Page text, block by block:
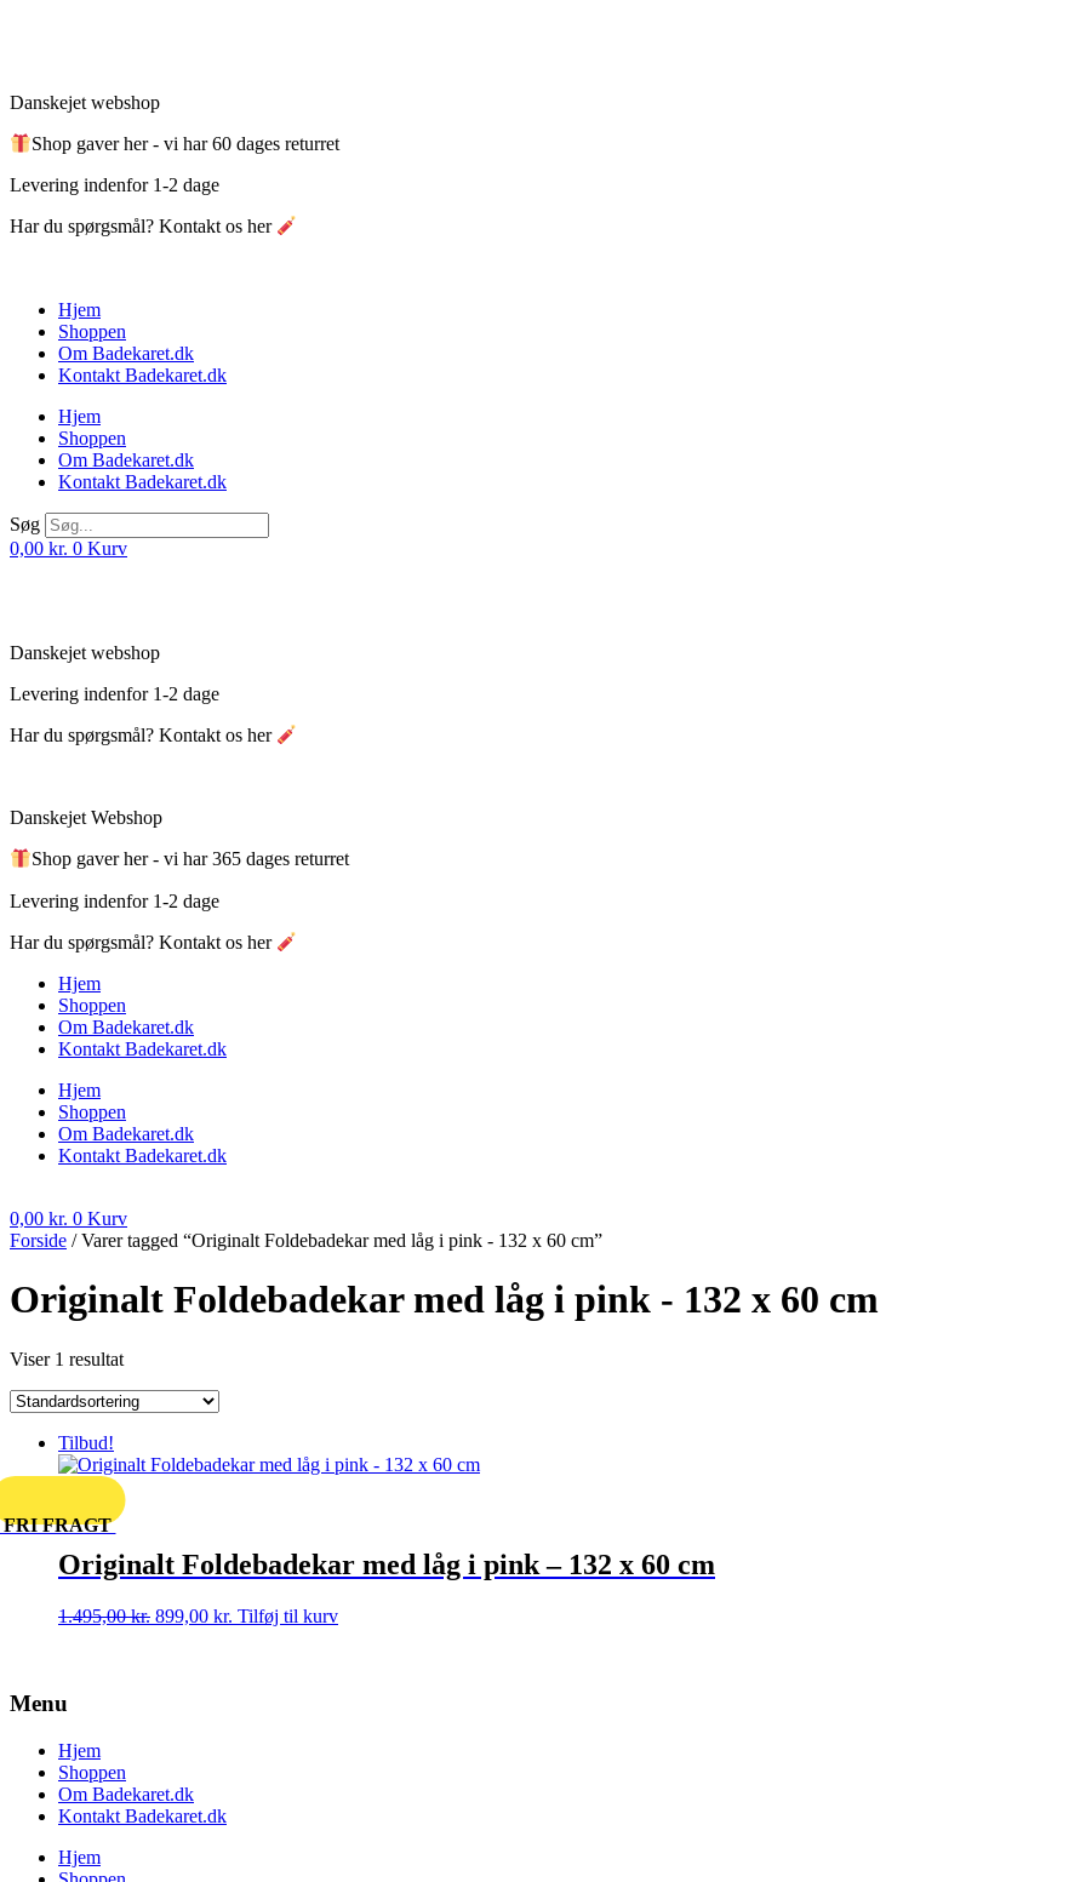
Danskejet webshop
Shop gaver her - vi har 60 dages returret
Levering indenfor 1-2 dage
Har du spørgsmål? Kontakt os her
Hjem
Shoppen
Om Badekaret.dk
Kontakt Badekaret.dk
Hjem
Shoppen
Om Badekaret.dk
Kontakt Badekaret.dk
Søg
0,00 kr. 0 Kurv
Danskejet webshop
Levering indenfor 1-2 dage
Har du spørgsmål? Kontakt os her
Danskejet Webshop
Shop gaver her - vi har 365 dages returret
Levering indenfor 1-2 dage
Har du spørgsmål? Kontakt os her
Hjem
Shoppen
Om Badekaret.dk
Kontakt Badekaret.dk
Hjem
Shoppen
Om Badekaret.dk
Kontakt Badekaret.dk
0,00 kr. 0 Kurv
Forside / Varer tagged “Originalt Foldebadekar med låg i pink - 132 x 60 cm”
Originalt Foldebadekar med låg i pink - 132 x 60 cm
Viser 1 resultat
Tilbud!
FRAGT
Originalt Foldebadekar med låg i pink – 132 x 60 cm
1.495,00kr. Den
899,00 kr. Den
Tilføj til kurv
Menu
Hjem
Shoppen
Om Badekaret.dk
Kontakt Badekaret.dk
Hjem